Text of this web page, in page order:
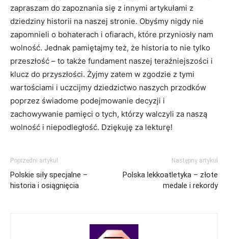
zapraszam do zapoznania się z innymi artykułami z
dziedziny historii ‍na naszej stronie. Obyśmy nigdy nie
zapomnieli‌ o bohaterach i ofiarach, które przyniosły nam
wolność. ⁤Jednak pamiętajmy też, że historia to nie tylko
przeszłość – ⁣to​ także fundament naszej teraźniejszości​ i
klucz do ‍przyszłości. Żyjmy zatem​ w ⁣zgodzie z tymi
wartościami i uczcijmy dziedzictwo naszych przodków
poprzez świadome ‌podejmowanie decyzji i
zachowywanie pamięci o tych, którzy ⁢walczyli za naszą
wolność i niepodległość. Dziękuję za lekturę!
Poprzedni artykuł
Polskie siły specjalne –
historia i osiągnięcia
Następny artykuł
Polska lekkoatletyka – złote
medale i rekordy